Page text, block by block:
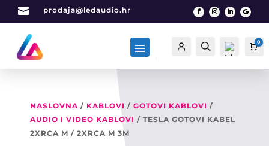
 prodaja@ledaudio.hr
Račun Traži
List
0
NASLOVNA/ KABLOVI / GOTOVI KABLOVI /
AUDIO I VIDEO KABLOVI / TESLA GOTOVI KABEL
2XRCA M / 2XRCA M 3M